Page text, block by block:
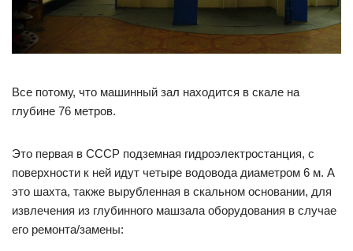
Все потому, что машинный зал находится в скале на
глубине 76 метров.
Это первая в СССР подземная гидроэлектростанция, с
поверхности к ней идут четыре водовода диаметром 6 м. А
это шахта, также вырубленная в скальном основании, для
извлечения из глубинного машзала оборудования в случае
его ремонта/замены: